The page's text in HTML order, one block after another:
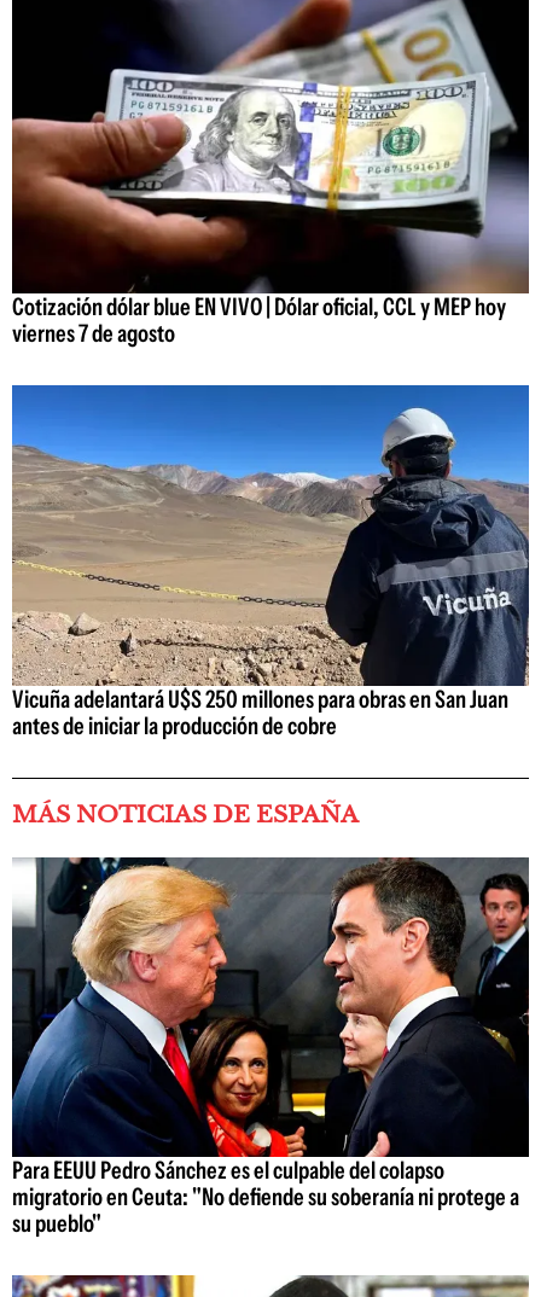
Cotización dólar blue EN VIVO | Dólar oficial, CCL y MEP hoy
viernes 7 de agosto
Vicuña adelantará U$S 250 millones para obras en San Juan
antes de iniciar la producción de cobre
MÁS NOTICIAS DE ESPAÑA
Para EEUU Pedro Sánchez es el culpable del colapso
migratorio en Ceuta: "No defiende su soberanía ni protege a
su pueblo"